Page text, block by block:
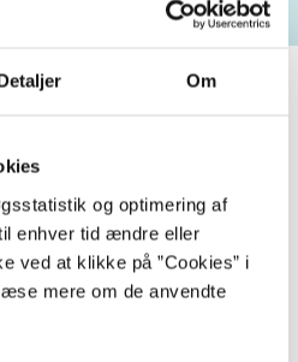
Om
og optimering af
enhver tid ændre eller
ved at klikke på ”Cookies” i
mere om de anvendte
sit amet ...